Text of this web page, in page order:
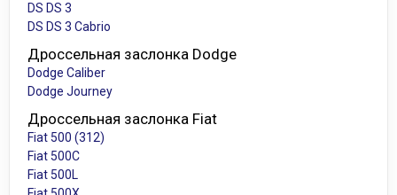
DS DS 3
DS DS 3 Cabrio
Дроссельная заслонка Dodge
Dodge Caliber
Dodge Journey
Дроссельная заслонка Fiat
Fiat 500 (312)
Fiat 500C
Fiat 500L